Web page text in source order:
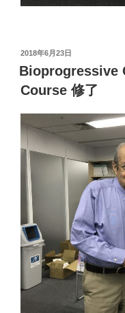
投
稿
日:
2018年6月23日
Bioprogressive
Course 修了